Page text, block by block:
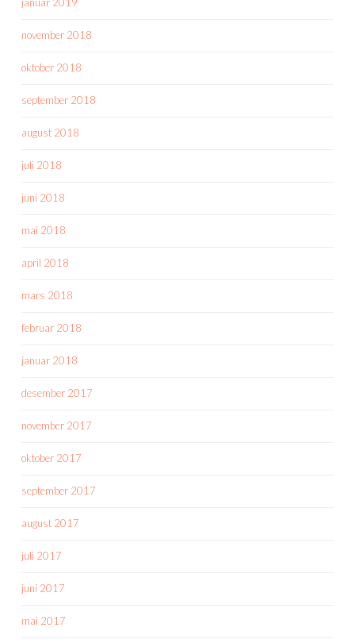
november 2018
oktober 2018
september 2018
august 2018
juli 2018
juni 2018
mai 2018
april 2018
mars 2018
februar 2018
januar 2018
desember 2017
november 2017
oktober 2017
september 2017
august 2017
juli 2017
juni 2017
mai 2017